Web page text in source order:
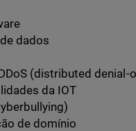
dados
(distributed denial-
da IOT
de domínio